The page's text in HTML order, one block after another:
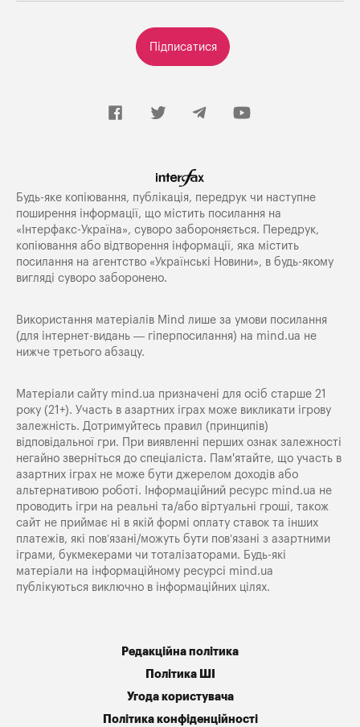
Підписатися
Будь-яке копiювання, публiкацiя, передрук чи наступне
поширення iнформацiї, що мiстить посилання на
«Iнтерфакс-Україна», суворо забороняється. Передрук,
копіювання або відтворення інформації, яка містить
посилання на агентство «Українські Новини», в будь-якому
вигляді суворо заборонено.
Використання матеріалів Mind лише за умови посилання
(для інтернет-видань — гіперпосилання) на mind.ua не
нижче третього абзацу.
Матеріали сайту mind.ua призначені для осіб старше 21
року (21+). Участь в азартних іграх може викликати ігрову
залежність. Дотримуйтесь правил (принципів)
відповідальної гри. При виявленні перших ознак залежності
негайно зверніться до спеціаліста. Пам'ятайте, що участь в
азартних іграх не може бути джерелом доходів або
альтернативою роботі. Інформаційний ресурс mind.ua не
проводить ігри на реальні та/або віртуальні гроші, також
сайт не приймає ні в якій формі оплату ставок та інших
платежів, які пов’язані/можуть бути пов’язані з азартними
іграми, букмекерами чи тоталізаторами. Будь-які
матеріали на інформаційному ресурсі mind.ua
публікуються виключно в інформаційних цілях.
Редакційна політика
Політика ШІ
Угода користувача
Політика конфіденційності